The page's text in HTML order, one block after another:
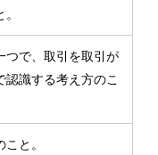
つで、取引を取引が
識する考え方のこ
と。